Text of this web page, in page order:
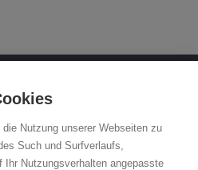
Nutzung unserer Webseiten zu
Such und Surfverlaufs,
Ihr Nutzungsverhalten angepasste